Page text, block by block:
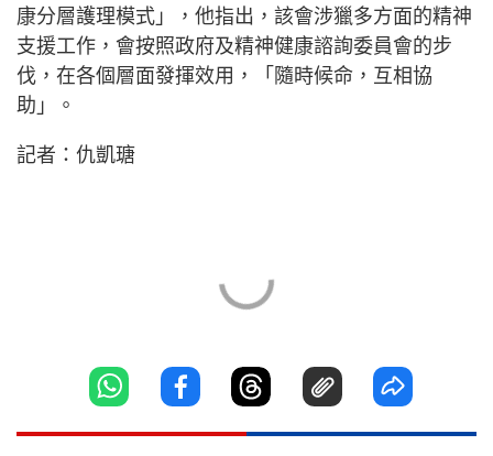
康分層護理模式」，他指出，該會涉獵多方面的精神
支援工作，會按照政府及精神健康諮詢委員會的步
伐，在各個層面發揮效用，「隨時候命，互相協
助」。
記者：仇凱瑭